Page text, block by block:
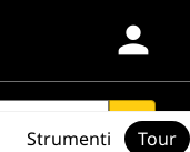
person
search
Strumenti Tour